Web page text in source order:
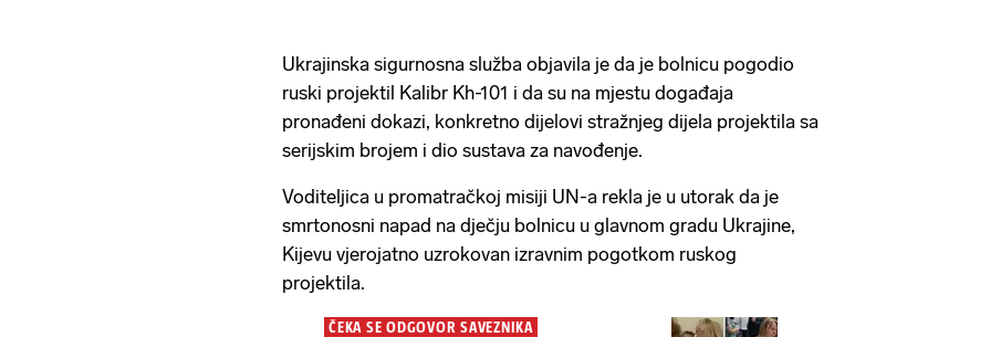
Ukrajinska sigurnosna služba objavila je da je bolnicu pogodio
ruski projektil Kalibr Kh-101 i da su na mjestu događaja
pronađeni dokazi, konkretno dijelovi stražnjeg dijela projektila sa
serijskim brojem i dio sustava za navođenje.
Voditeljica u promatračkoj misiji UN-a rekla je u utorak da je
smrtonosni napad na dječju bolnicu u glavnom gradu Ukrajine,
Kijevu vjerojatno uzrokovan izravnim pogotkom ruskog
projektila.
ČEKA SE ODGOVOR SAVEZNIKA